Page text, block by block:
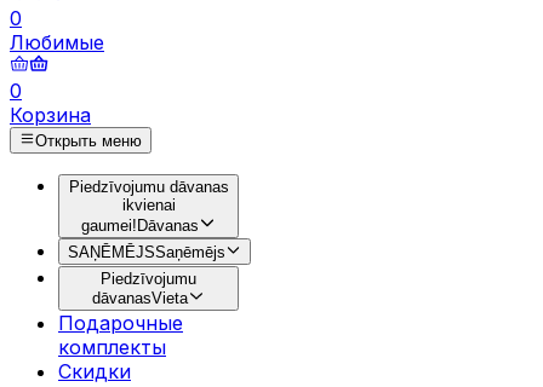
0
Любимые
0
Корзина
Открыть меню
Piedzīvojumu dāvanas
ikvienai
gaumei!Dāvanas
SAŅĒMĒJSSaņēmējs
Piedzīvojumu
dāvanasVieta
Подарочные
комплекты
Скидки